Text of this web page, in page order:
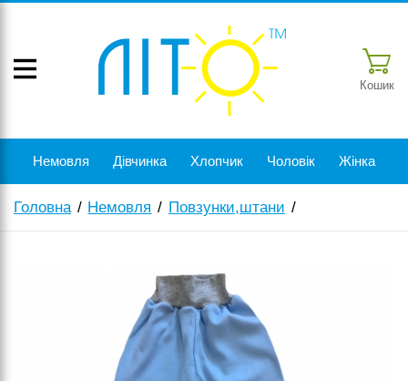
Кошик
Немовля Дівчинка Хлопчик Чоловік Жінка
Головна Немовля Повзунки,штани